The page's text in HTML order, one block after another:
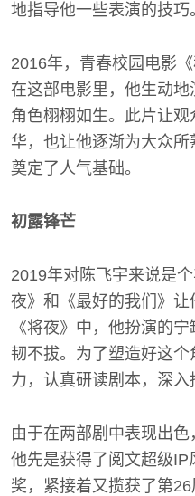
地指导他一些表演的技巧
2016年，青春校园电影
在这部电影里，他生动
角色栩栩如生。此片让
华，也让他逐渐为大众
奠定了人气基础。
初露锋芒
2019年对陈飞宇来说是
夜》和《最好的我们》让
《将夜》中，他扮演的
韧不拔。为了塑造好这
力，认真研读剧本，深入
由于在两部剧中表现出色
他先是获得了阅文超级IP
奖，紧接着又揽获了第